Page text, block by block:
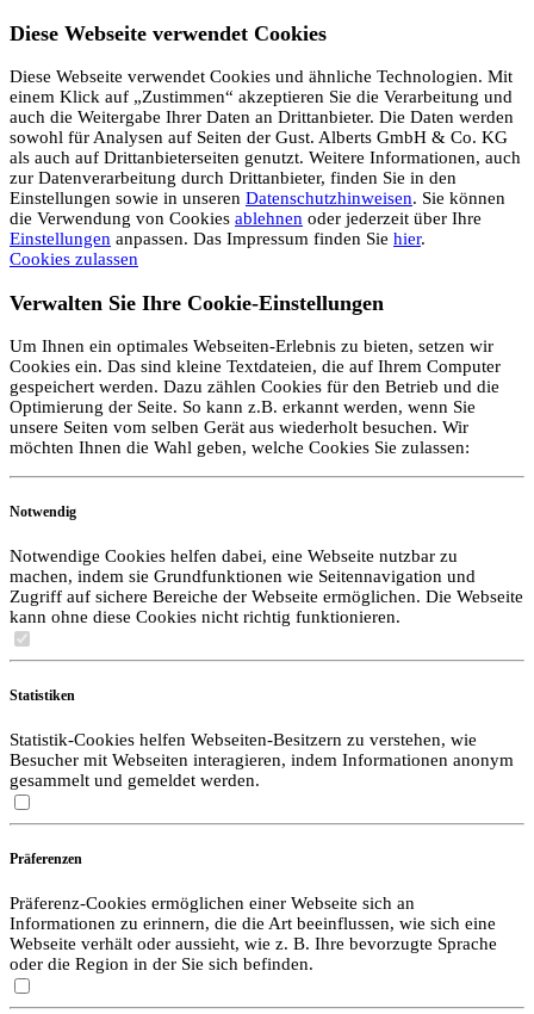
Diese Webseite verwendet Cookies
Diese Webseite verwendet Cookies und ähnliche Technologien. Mit
einem Klick auf „Zustimmen“ akzeptieren Sie die Verarbeitung und
auch die Weitergabe Ihrer Daten an Drittanbieter. Die Daten werden
sowohl für Analysen auf Seiten der Gust. Alberts GmbH & Co. KG
als auch auf Drittanbieterseiten genutzt. Weitere Informationen, auch
zur Datenverarbeitung durch Drittanbieter, finden Sie in den
Einstellungen sowie in unseren Datenschutzhinweisen. Sie können
die Verwendung von Cookies ablehnen oder jederzeit über Ihre
Einstellungen anpassen. Das Impressum finden Sie hier.
Cookies zulassen
Verwalten Sie Ihre Cookie-Einstellungen
Um Ihnen ein optimales Webseiten-Erlebnis zu bieten, setzen wir
Cookies ein. Das sind kleine Textdateien, die auf Ihrem Computer
gespeichert werden. Dazu zählen Cookies für den Betrieb und die
Optimierung der Seite. So kann z.B. erkannt werden, wenn Sie
unsere Seiten vom selben Gerät aus wiederholt besuchen. Wir
möchten Ihnen die Wahl geben, welche Cookies Sie zulassen:
Notwendig
Notwendige Cookies helfen dabei, eine Webseite nutzbar zu
machen, indem sie Grundfunktionen wie Seitennavigation und
Zugriff auf sichere Bereiche der Webseite ermöglichen. Die Webseite
kann ohne diese Cookies nicht richtig funktionieren.
Statistiken
Statistik-Cookies helfen Webseiten-Besitzern zu verstehen, wie
Besucher mit Webseiten interagieren, indem Informationen anonym
gesammelt und gemeldet werden.
Präferenzen
Präferenz-Cookies ermöglichen einer Webseite sich an
Informationen zu erinnern, die die Art beeinflussen, wie sich eine
Webseite verhält oder aussieht, wie z. B. Ihre bevorzugte Sprache
oder die Region in der Sie sich befinden.